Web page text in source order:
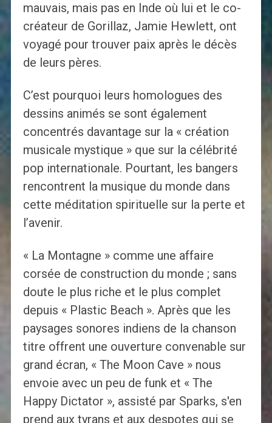
mauvais, mais pas en Inde où lui et le co-
créateur de Gorillaz, Jamie Hewlett, ont
voyagé pour trouver paix après le décès
de leurs pères.
C’est pourquoi leurs homologues des
dessins animés se sont également
concentrés davantage sur la « création
musicale mystique » que sur la célébrité
pop internationale. Pourtant, les bangers
rencontrent la musique du monde dans
cette méditation spirituelle sur la perte et
l’avenir.
« La Montagne » comme une affaire
corsée de construction du monde ; sans
doute le plus riche et le plus complet
depuis « Plastic Beach ». Après que les
paysages sonores indiens de la chanson
titre offrent une ouverture convenable sur
grand écran, « The Moon Cave » nous
envoie avec un peu de funk et « The
Happy Dictator », assisté par Sparks, s'en
prend aux tyrans et aux despotes qui se